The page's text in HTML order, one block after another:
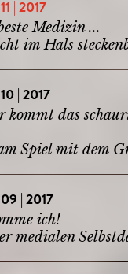
| 2017
Medizin ...
im Hals
| 2017
kommt das
Spiel mit dem
| 2017
ich!
medialen